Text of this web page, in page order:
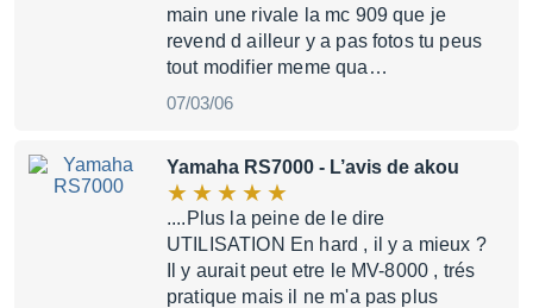
main une rivale la mc 909 que je
revend d ailleur y a pas fotos tu peus
tout modifier meme qua…
07/03/06
Yamaha RS7000 - L’avis de akou
....Plus la peine de le dire
UTILISATION En hard , il y a mieux ?
Il y aurait peut etre le MV-8000 , trés
pratique mais il ne m'a pas plus